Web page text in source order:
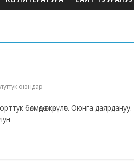
оюндар
бөлмөдө өткөрүлөт. Оюнга даярдануу.